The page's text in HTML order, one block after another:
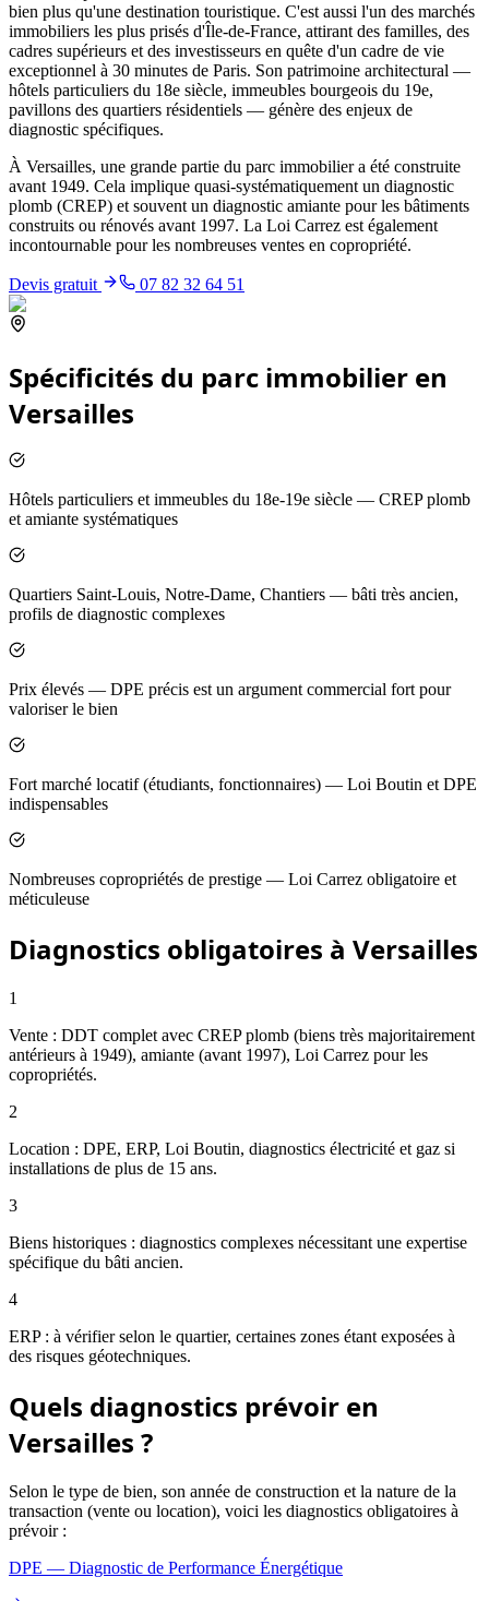
bien plus qu'une destination touristique. C'est aussi l'un des marchés
immobiliers les plus prisés d'Île-de-France, attirant des familles, des
cadres supérieurs et des investisseurs en quête d'un cadre de vie
exceptionnel à 30 minutes de Paris. Son patrimoine architectural —
hôtels particuliers du 18e siècle, immeubles bourgeois du 19e,
pavillons des quartiers résidentiels — génère des enjeux de
diagnostic spécifiques.
À Versailles, une grande partie du parc immobilier a été construite
avant 1949. Cela implique quasi-systématiquement un diagnostic
plomb (CREP) et souvent un diagnostic amiante pour les bâtiments
construits ou rénovés avant 1997. La Loi Carrez est également
incontournable pour les nombreuses ventes en copropriété.
Devis gratuit 07 82 32 64 51
Spécificités du parc immobilier en
Versailles
Hôtels particuliers et immeubles du 18e-19e siècle — CREP plomb
et amiante systématiques
Quartiers Saint-Louis, Notre-Dame, Chantiers — bâti très ancien,
profils de diagnostic complexes
Prix élevés — DPE précis est un argument commercial fort pour
valoriser le bien
Fort marché locatif (étudiants, fonctionnaires) — Loi Boutin et DPE
indispensables
Nombreuses copropriétés de prestige — Loi Carrez obligatoire et
méticuleuse
Diagnostics obligatoires à Versailles
1
Vente : DDT complet avec CREP plomb (biens très majoritairement
antérieurs à 1949), amiante (avant 1997), Loi Carrez pour les
copropriétés.
2
Location : DPE, ERP, Loi Boutin, diagnostics électricité et gaz si
installations de plus de 15 ans.
3
Biens historiques : diagnostics complexes nécessitant une expertise
spécifique du bâti ancien.
4
ERP : à vérifier selon le quartier, certaines zones étant exposées à
des risques géotechniques.
Quels diagnostics prévoir en
Versailles ?
Selon le type de bien, son année de construction et la nature de la
transaction (vente ou location), voici les diagnostics obligatoires à
prévoir :
DPE — Diagnostic de Performance Énergétique